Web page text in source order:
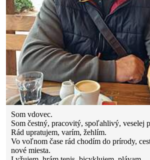
Som vdovec.
Som čestný, pracovitý, spoľahlivý, veselej
Rád upratujem, varím, žehlím.
Vo voľnom čase rád chodím do prírody,
nové miesta.